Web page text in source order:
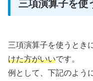
三項演算子を使
三項演算子を使うとき
けた方がいいです。
例として、下記のよう